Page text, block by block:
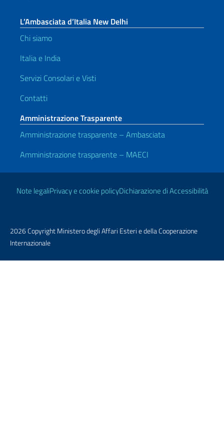
L’Ambasciata d’Italia New Delhi
Chi siamo
Italia e India
Servizi Consolari e Visti
Contatti
Amministrazione Trasparente
Amministrazione trasparente – Ambasciata
Amministrazione trasparente – MAECI
Link Utili
Note legaliPrivacy e cookie policyDichiarazione di Accessibilità
2026 Copyright Ministero degli Affari Esteri e della Cooperazione
Internazionale